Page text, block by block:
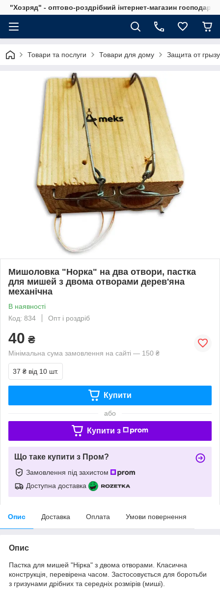
"Хозряд" - оптово-роздрібний інтернет-магазин
Товари та послуги Товари для дому Защита от
Мишоловка "Норка" на два отвори, пастка
для мишей з двома отворами дерев'яна
механічна
В наявності
Код: 834
Опт і роздріб
40 ₴
Мінімальна сума замовлення на сайті — 150 ₴
37 ₴ від 10 шт.
Купити
або
Купити з
Що таке купити з Пром?
Замовлення під захистом
Доступна доставка
Опис Доставка Оплата Умови повернення
Опис
Пастка для мишей "Нірка" з двома отворами. Класична
конструкція, перевірена часом. Застосовується для боротьби
з гризунами дрібних та середніх розмірів (миші).